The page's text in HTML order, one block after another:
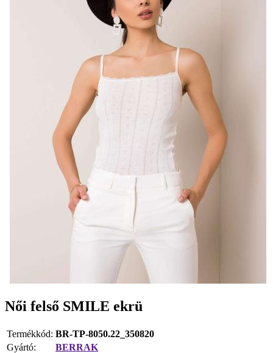
Női felső SMILE ekrü
Termékkód: BR-TP-8050.22_350820
Gyártó:
BERRAK